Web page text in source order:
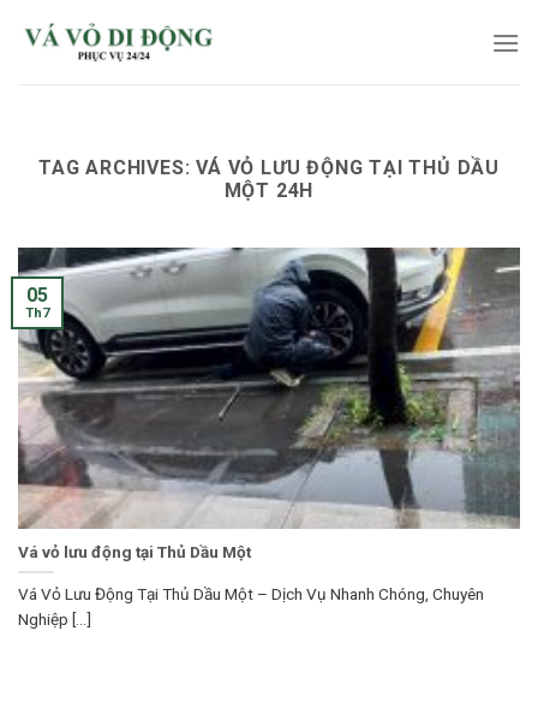
TAG ARCHIVES:VÁ VỎ LƯU ĐỘNG TẠI THỦ DẦU
MỘT 24H
Vá vỏ lưu động tại Thủ Dầu Một
Vá Vỏ Lưu Động Tại Thủ Dầu Một – Dịch Vụ Nhanh Chóng, Chuyên
Nghiệp [...]
05
Th7